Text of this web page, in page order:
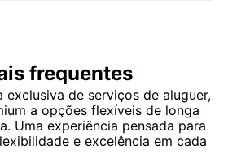
frequentes
exclusiva de serviços de aluguer,
a opções flexíveis de longa
Uma experiência pensada para
e excelência em cada